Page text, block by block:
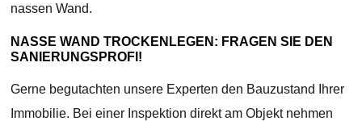
nassen Wand.
NASSE WAND TROCKENLEGEN: FRAGEN SIE DEN
SANIERUNGSPROFI!
Gerne begutachten unsere Experten den Bauzustand Ihrer
Immobilie. Bei einer Inspektion direkt am Objekt nehmen